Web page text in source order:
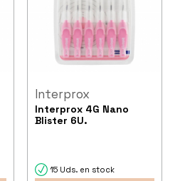
Interprox
Interprox 4G Nano
Blister 6U.
15 Uds. en stock